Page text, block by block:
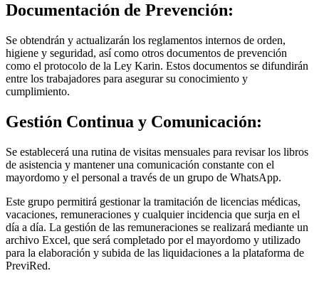
Documentación de Prevención:
Se obtendrán y actualizarán los reglamentos internos de orden,
higiene y seguridad, así como otros documentos de prevención
como el protocolo de la Ley Karin. Estos documentos se difundirán
entre los trabajadores para asegurar su conocimiento y
cumplimiento.
Gestión Continua y Comunicación:
Se establecerá una rutina de visitas mensuales para revisar los libros
de asistencia y mantener una comunicación constante con el
mayordomo y el personal a través de un grupo de WhatsApp.
Este grupo permitirá gestionar la tramitación de licencias médicas,
vacaciones, remuneraciones y cualquier incidencia que surja en el
día a día. La gestión de las remuneraciones se realizará mediante un
archivo Excel, que será completado por el mayordomo y utilizado
para la elaboración y subida de las liquidaciones a la plataforma de
PreviRed.